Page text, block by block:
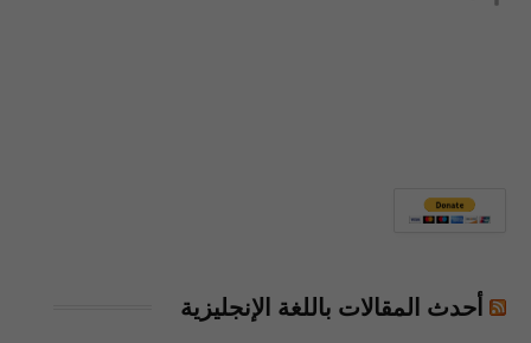
أحدث المقالات باللغة الإنجليزية